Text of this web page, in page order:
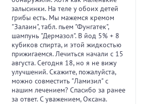
залысинки. На теле у обоих детей
грибы есть. Мы мажемся кремом
"Залаин", табл. пьем "Фунгатек",
шампунь "Дермазол". В йод 5% + 8
кубиков спирта, и этой жидкостью
прижигаемся. Лечиться начали с 15
августа. Сегодня 18, но я не вижу
улучшений. Скажите, пожалуйста,
можно совместить "Ламизил" с
нашим лечением? Спасибо за ранее
за ответ. С уважением, Оксана.